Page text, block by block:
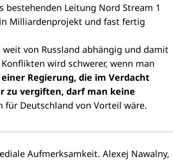
bestehenden Leitung Nord Stream 1
Milliardenprojekt und fast fertig
von Russland abhängig und damit
wird schwerer, wenn man
Regierung, die im Verdacht
zu vergiften, darf man keine
Deutschland von Vorteil wäre.
Aufmerksamkeit. Alexej Nawalny,